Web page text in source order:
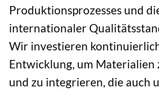
Produktionsprozesses und
internationaler
Wir investieren
Entwicklung, um
und zu integrieren, die auch